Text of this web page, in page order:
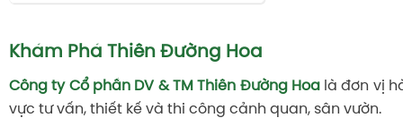
Khám Phá Thiên Đường Hoa
Công ty Cổ phần DV & TM Thiên Đường Hoa là đơn vị
vực tư vấn, thiết kế và thi công cảnh quan, sân vườn.